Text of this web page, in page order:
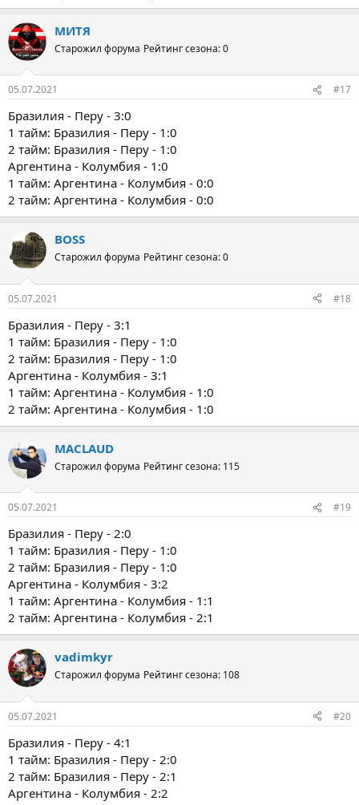
МИТЯ
Старожил форума Рейтинг сезона: 0
05.07.2021 #17
Бразилия - Перу - 3:0
1 тайм: Бразилия - Перу - 1:0
2 тайм: Бразилия - Перу - 1:0
Аргентина - Колумбия - 1:0
1 тайм: Аргентина - Колумбия - 0:0
2 тайм: Аргентина - Колумбия - 0:0
BOSS
Старожил форума Рейтинг сезона: 0
05.07.2021 #18
Бразилия - Перу - 3:1
1 тайм: Бразилия - Перу - 1:0
2 тайм: Бразилия - Перу - 1:0
Аргентина - Колумбия - 3:1
1 тайм: Аргентина - Колумбия - 1:0
2 тайм: Аргентина - Колумбия - 1:0
MACLAUD
Старожил форума Рейтинг сезона: 115
05.07.2021 #19
Бразилия - Перу - 2:0
1 тайм: Бразилия - Перу - 1:0
2 тайм: Бразилия - Перу - 1:0
Аргентина - Колумбия - 3:2
1 тайм: Аргентина - Колумбия - 1:1
2 тайм: Аргентина - Колумбия - 2:1
vadimkyr
Старожил форума Рейтинг сезона: 108
05.07.2021 #20
Бразилия - Перу - 4:1
1 тайм: Бразилия - Перу - 2:0
2 тайм: Бразилия - Перу - 2:1
Аргентина - Колумбия - 2:2